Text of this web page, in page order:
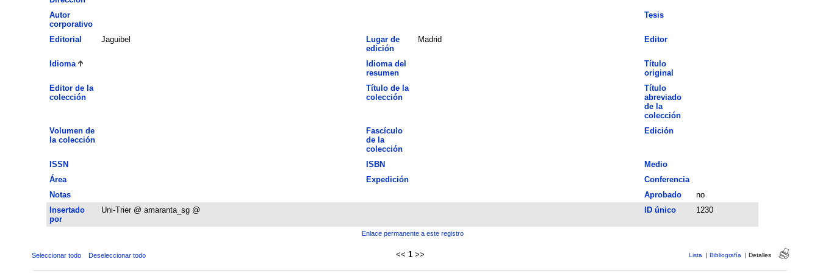
Autor
corporativo
Tesis
Editorial Jaguibel
Lugar de
edición
Madrid Editor
Idioma
Idioma del
resumen
Título
original
Editor de la
colección
Título de la
colección
Título
abreviado
de la
colección
Volumen de
la colección
Fascículo
de la
colección
Edición
ISSN ISBN
Medio
Área
Expedición
Conferencia
Notas
Aprobado
no
Insertado
por
Uni-Trier @ amaranta_sg @ ID único 1230
Enlace permanente a este registro
Seleccionar todo Deseleccionar todo << 1 >> Lista | Bibliografía | Detalles